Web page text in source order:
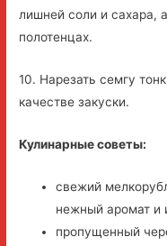
лишней соли и сахара,
полотенцах.
10. Нарезать семгу
качестве закуски.
Кулинарные советы:
свежий
нежный аромат и
пропущенный